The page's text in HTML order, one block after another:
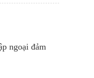
ngoại đảm